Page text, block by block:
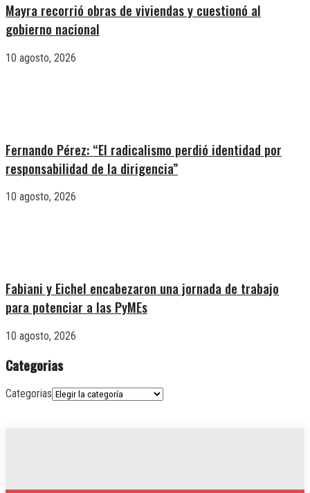
Mayra recorrió obras de viviendas y cuestionó al
gobierno nacional
10 agosto, 2026
Fernando Pérez: “El radicalismo perdió identidad por
responsabilidad de la dirigencia”
10 agosto, 2026
Fabiani y Eichel encabezaron una jornada de trabajo
para potenciar a las PyMEs
10 agosto, 2026
Categorias
Categorias